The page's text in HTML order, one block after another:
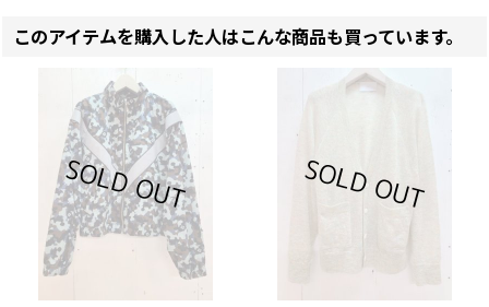
このアイテムを購入した人はこんな商品も買っています。